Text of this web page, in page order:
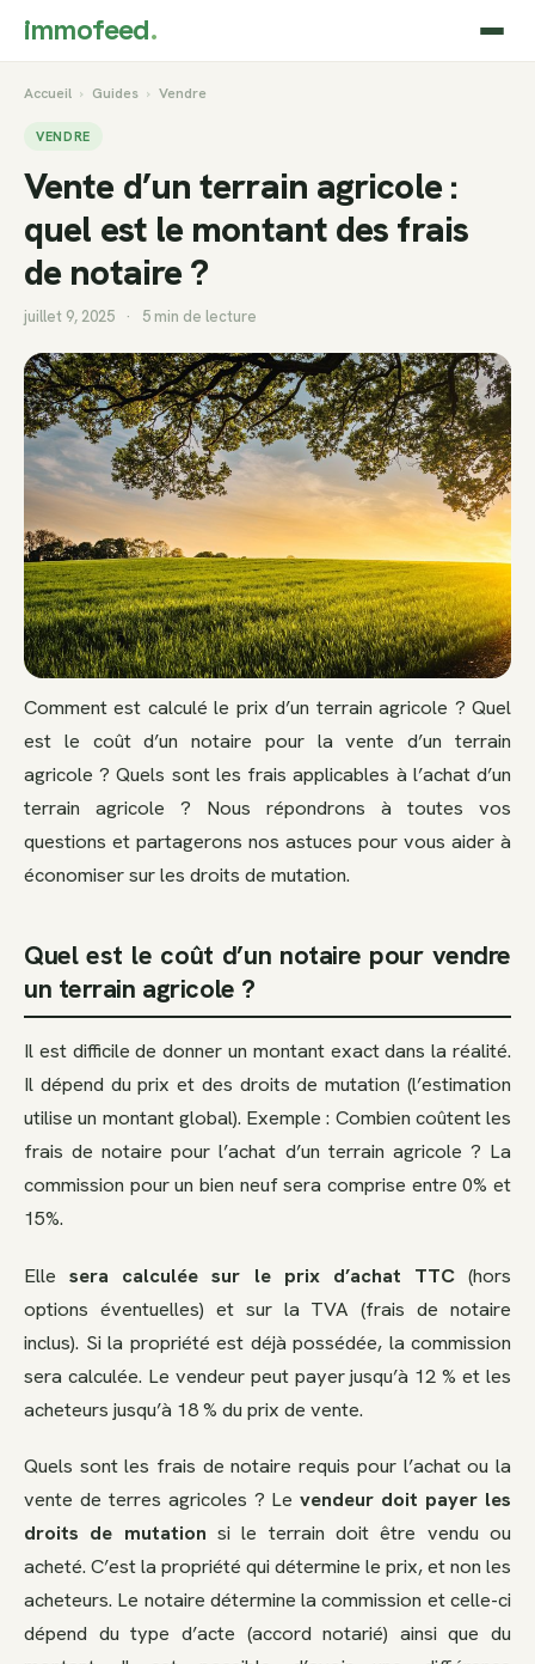
immofeed.
Accueil › Guides › Vendre
VENDRE
Vente d’un terrain agricole :
quel est le montant des frais
de notaire ?
juillet 9, 2025 · 5 min de lecture
Comment est calculé le prix d’un terrain agricole ? Quel
est le coût d’un notaire pour la vente d’un terrain
agricole ? Quels sont les frais applicables à l’achat d’un
terrain agricole ? Nous répondrons à toutes vos
questions et partagerons nos astuces pour vous aider à
économiser sur les droits de mutation.
Quel est le coût d’un notaire pour vendre
un terrain agricole ?
Il est difficile de donner un montant exact dans la réalité.
Il dépend du prix et des droits de mutation (l’estimation
utilise un montant global). Exemple : Combien coûtent les
frais de notaire pour l’achat d’un terrain agricole ? La
commission pour un bien neuf sera comprise entre 0% et
15%.
Ellesera calculée sur le prix d’achat TTC(hors
options éventuelles) et sur la TVA (frais de notaire
inclus). Si la propriété est déjà possédée, la commission
sera calculée. Le vendeur peut payer jusqu’à 12 % et les
acheteurs jusqu’à 18 % du prix de vente.
Quels sont les frais de notaire requis pour l’achat ou la
vente de terres agricoles ? Levendeur doit payer les
droits de mutation si le terrain doit être vendu ou
acheté. C’est la propriété qui détermine le prix, et non les
acheteurs. Le notaire détermine la commission et celle-ci
dépend du type d’acte (accord notarié) ainsi que du